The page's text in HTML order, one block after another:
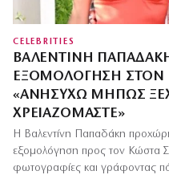
CELEBRITIES
ΒΑΛΕΝΤΊΝΗ
ΕΞΟΜΟΛΌΓΗΣΗ ΣΤΟΝ
«ΑΝΗΣΥΧΏ ΜΉΠΩΣ
ΧΡΕΙΑΖΌΜΑΣΤΕ»
Η Βαλεντίνη Παπαδάκη
εξομολόγηση προς τον Κώστα
φωτογραφίες και γράφοντας